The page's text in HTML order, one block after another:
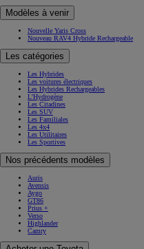
Modèles à venir
Nouvelle Yaris Cross
Nouveau RAV4 Hybride Rechargeable
Les catégories
Les Hybrides
Les voitures électriques
Les Hybrides Rechargeables
L'Hydrogène
Les Citadines
Les SUV
Les Familiales
Les 4x4
Les Utilitaires
Les Sportives
Nos précédents modèles
Auris
Avensis
Aygo
GT86
Prius +
Verso
Highlander
Camry